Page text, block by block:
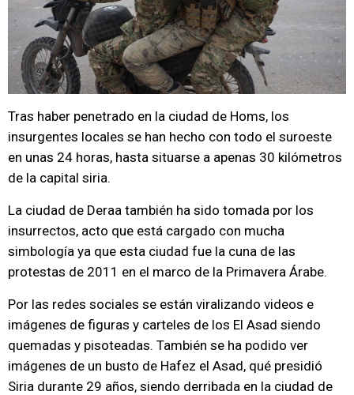
Tras haber penetrado en la ciudad de Homs, los
insurgentes locales se han hecho con todo el suroeste
en unas 24 horas, hasta situarse a apenas 30 kilómetros
de la capital siria.
La ciudad de Deraa también ha sido tomada por los
insurrectos, acto que está cargado con mucha
simbología ya que esta ciudad fue la cuna de las
protestas de 2011 en el marco de la Primavera Árabe.
Por las redes sociales se están viralizando videos e
imágenes de figuras y carteles de los El Asad siendo
quemadas y pisoteadas. También se ha podido ver
imágenes de un busto de Hafez el Asad, qué presidió
Siria durante 29 años, siendo derribada en la ciudad de